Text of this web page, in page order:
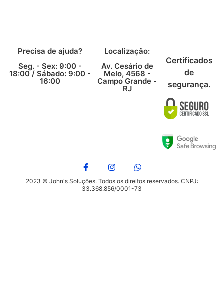
Precisa de ajuda?
Seg. - Sex: 9:00 -
18:00 / Sábado: 9:00 -
16:00
Localização:
Av. Cesário de
Melo, 4568 -
Campo Grande -
RJ
Certificados
de
segurança.
2023 © John's Soluções. Todos os direitos reservados. CNPJ:
33.368.856/0001-73